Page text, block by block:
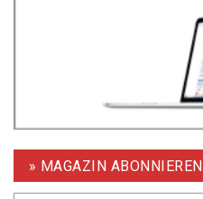
» MAGAZIN ABONNIEREN